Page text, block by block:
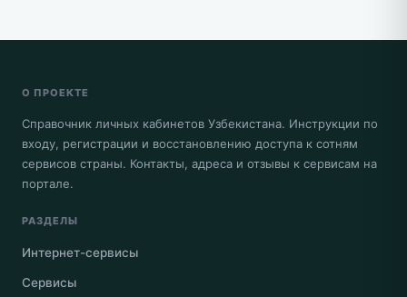
О ПРОЕКТЕ
Справочник личных кабинетов Узбекистана. Инструкции по
входу, регистрации и восстановлению доступа к сотням
сервисов страны. Контакты, адреса и отзывы к сервисам на
портале.
РАЗДЕЛЫ
Интернет-сервисы
Сервисы